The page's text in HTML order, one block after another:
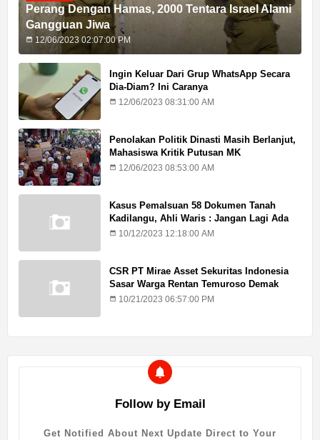
Perang Dengan Hamas, 2000 Tentara Israel Alami
Gangguan Jiwa
12/06/2023 02:07:00 PM
Ingin Keluar Dari Grup WhatsApp Secara
Dia-Diam? Ini Caranya
12/06/2023 08:31:00 AM
Penolakan Politik Dinasti Masih Berlanjut,
Mahasiswa Kritik Putusan MK
12/06/2023 08:53:00 AM
Kasus Pemalsuan 58 Dokumen Tanah
Kadilangu, Ahli Waris : Jangan Lagi Ada
Penundaan Hukuman
10/12/2023 12:18:00 AM
CSR PT Mirae Asset Sekuritas Indonesia
Sasar Warga Rentan Temuroso Demak
10/21/2023 06:57:00 PM
Follow by Email
Get Notified About Next Update Direct to Your